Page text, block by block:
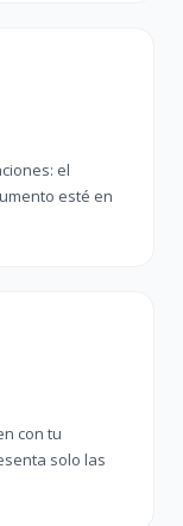
el
esté en
con tu
solo las